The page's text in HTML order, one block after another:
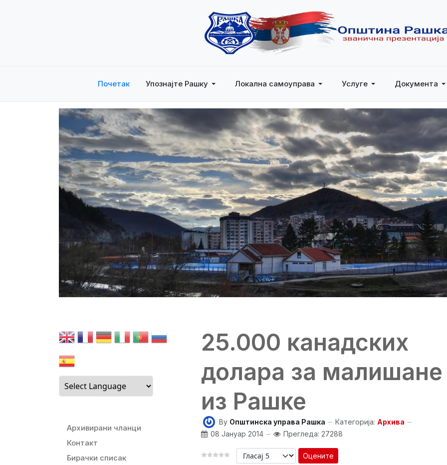
Почетак Упознајте Рашку Локална самоуправа Услуге Документа
25.000 канадских
долара за малишане
из Рашке
By Општинска управа Рашка Категорија: Архива
08 Јануар 2014
Прегледа: 27288
Оцените
Архивирани чланци
Контакт
Бирачки списак